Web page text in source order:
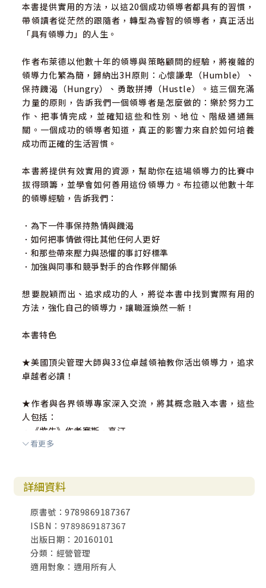
本書提供實用的方法，以這20個成功領導者都具有的習慣，
帶領讀者從茫然的跟隨者，轉型為睿智的領導者，真正活出
「具有領導力」的人生。
作者布萊德以他數十年的領導與策略顧問的經驗，將複雜的
領導力化繁為簡，歸納出3H原則：心懷謙卑（Humble）、
保持饑渴（Hungry）、勇敢拼搏（Hustle）。這三個充滿
力量的原則，告訴我們一個領導者是怎麼做的：樂於努力工
作、把事情完成，並確知這些和性別、地位、階級通通無
關。一個成功的領導者知道，真正的影響力來自於如何培養
成功而正確的生活習慣。
本書將提供有效實用的資源，幫助你在這場領導力的比賽中
拔得頭籌，並學會如何善用這份領導力。布拉德以他數十年
的領導經驗，告訴我們：
．為下一件事保持熱情與饑渴
．如何把事情做得比其他任何人更好
．和那些帶來壓力與恐懼的事訂好標準
．加強與同事和競爭對手的合作夥伴關係
想要脫穎而出、追求成功的人，將從本書中找到實際有用的
方法，強化自己的領導力，讓職涯煥然一新！
本書特色
★美國頂尖管理大師與33位卓越領袖教你活出領導力，追求
卓越者必讀！
★作者與各界領導專家深入交流，將其概念融入本書，這些
人包括：
．《紫牛》作者賽斯．高汀
．《從A到A+》作者詹姆．柯林斯
．TED史上前三大受歡迎講師賽門．西奈克
．美國超大型教會主任牧師華理克
．美國國務院領導管理委員會成員馬可仕．白金漢
．最受歡迎經營管理演講人派屈克．蘭奇歐尼
．美國著名理財企管達人大衛．藍西
專家推薦（依姓氏筆畫排列）
看更多
詳細資料
原書號：9789869187367
ISBN：9789869187367
出版日期：20160101
分類：經營管理
適用對象：適用所有人